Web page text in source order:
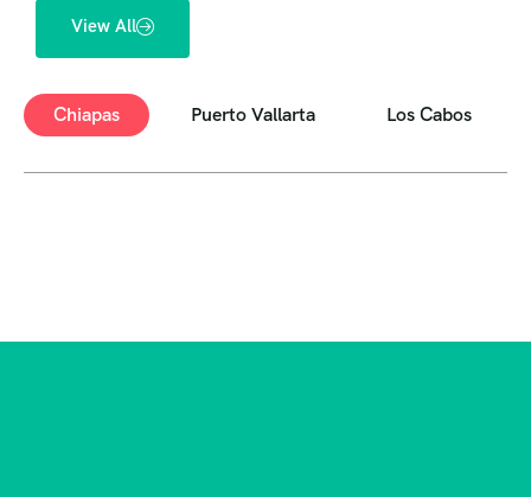
View All
Chiapas Puerto Vallarta Los Cabos